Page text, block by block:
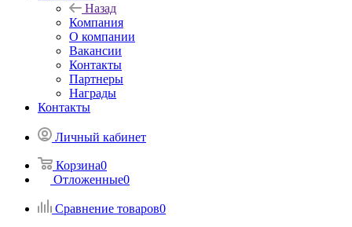
Назад
Компания
О компании
Вакансии
Контакты
Партнеры
Награды
Контакты
Личный кабинет
Корзина0
Отложенные0
Сравнение товаров0